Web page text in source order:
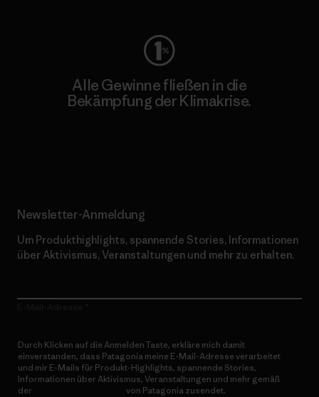
Alle Gewinne fließen in die
Bekämpfung der Klimakrise.
Newsletter-Anmeldung
Um Produkthighlights, spannende Stories, Informationen
über Aktivismus, Veranstaltungen und mehr zu erhalten.
Durch Klicken auf die Anmelden Taste, erkläre mich damit
einverstanden, dass Patagonia meine E-Mail-Adresse verarbeitet
und mir E-Mails für Produkt-Highlights, spannende Stories,
Informationen über Aktivismus, Veranstaltungen und mehr gemäß
der
von Patagonia zusendet.